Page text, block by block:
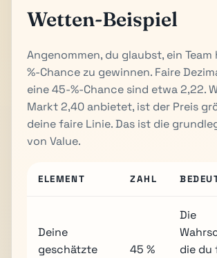
Wetten-Beispiel
Angenommen, du glaubst, ein
%-Chance zu gewinnen. Faire
eine 45-%-Chance sind etwa 2,22.
Markt 2,40 anbietet, ist der Preis
deine faire Linie. Das ist die
von Value.
ELEMENT ZAHL
Deine
geschätzte
45 %
Die
die du